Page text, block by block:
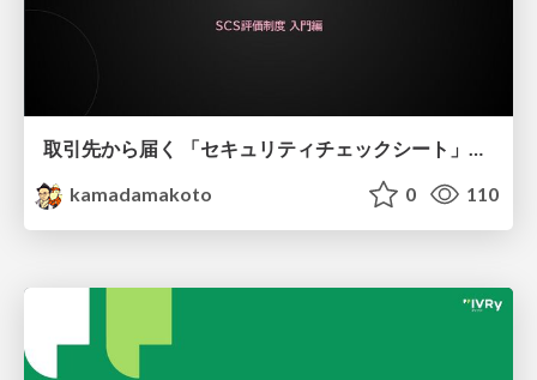
取引先から届く 「セキュリティチェックシート」の読み解き方
kamadamakoto
0 110